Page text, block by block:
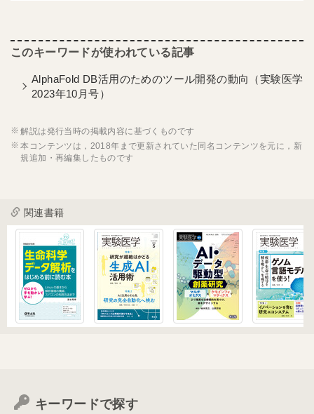
AlphaFold DB活用のためのツール開発の動向（実験医学
2023年10月号）
解説は発行当時の掲載内容に基づくものです
本コンテンツは，2018年まで更新されていた同名コンテンツを元に，新
規追加・再編集したものです
関連書籍
キーワードで探す